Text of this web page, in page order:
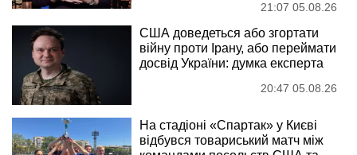
21:07 05.08.26
США доведеться або згортати
війну проти Ірану, або переймати
досвід України: думка експерта
20:47 05.08.26
На стадіоні «Спартак» у Києві
відбувся товариський матч між